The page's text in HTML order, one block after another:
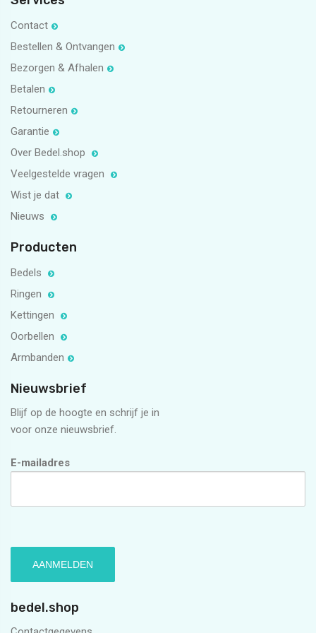
Contact
Bestellen & Ontvangen
Bezorgen & Afhalen
Betalen
Retourneren
Garantie
Over Bedel.shop
Veelgestelde vragen
Wist je dat
Nieuws
Producten
Bedels
Ringen
Kettingen
Oorbellen
Armbanden
Nieuwsbrief
Blijf op de hoogte en schrijf je in
voor onze nieuwsbrief.
E-mailadres
bedel.shop